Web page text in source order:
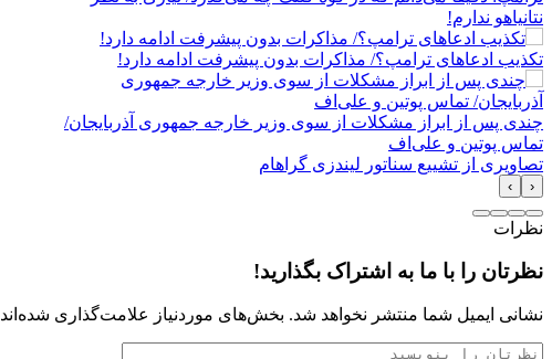
نتانیاهو ندارم!
تکذیب ادعاهای ترامپ؟/ مذاکرات بدون پیشرفت ادامه دارد!
چندی پس از ابراز مشکلات از سوی وزیر خارجه جمهوری آذربایجان/
تماس پوتین و علی‌اف
تصاویری از تشییع سناتور لیندزی گراهام
‹
›
نظرات
نظرتان را با ما به اشتراک بگذارید!
نشانی ایمیل شما منتشر نخواهد شد. بخش‌های موردنیاز علامت‌گذاری شده‌اند